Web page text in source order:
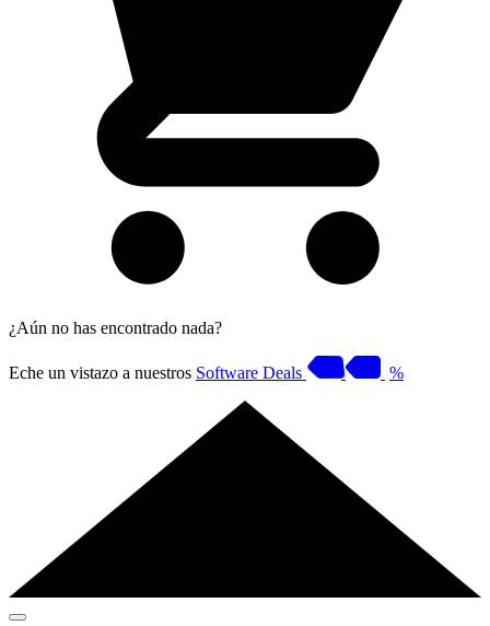
¿Aún no has encontrado nada?
Eche un vistazo a nuestros Software Deals %